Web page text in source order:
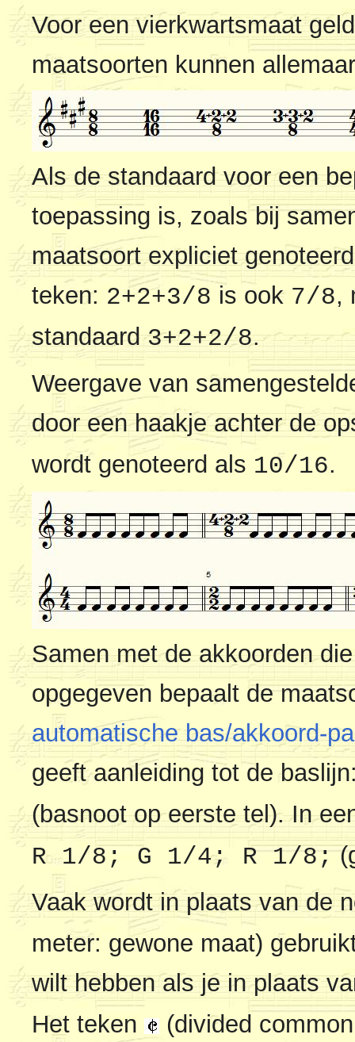
Voor een vierkwartsmaat
maatsoorten kunnen
Als de standaard voor een
toepassing is, zoals bij
maatsoort expliciet
teken: 2+2+3/8 is ook 7/8,
standaard3+2+2/8.
Weergave van
door een haakje achter de
wordt genoteerd als 10/16.
Samen met de akkoorden
opgegeven bepaalt de
automatische bas/akkoord-
geeft aanleiding tot de
(basnoot op eerste tel). In
R 1/8; G 1/4; R 1/8;
Vaak wordt in plaats van de
meter: gewone maat)
wilt hebben als je in plaats
Het teken
(divided